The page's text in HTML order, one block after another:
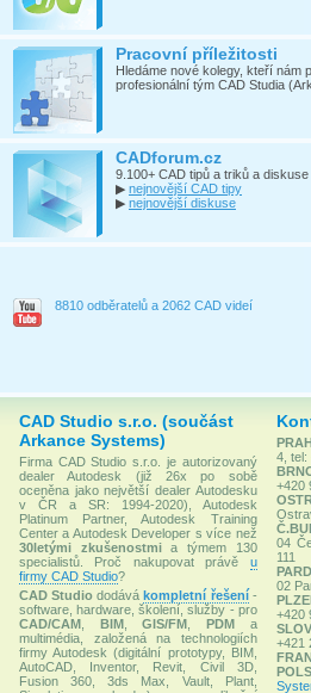
Pracovní příležitosti
Hledáme nové kolegy, kteří nám
profesionální tým CAD Studia
CADforum.cz
9.100+ CAD tipů a triků a
▶ nejnovější CAD tipy
▶ nejnovější diskuse
8810 odběratelů a 2062 CAD videí
CAD Studio s.r.o. (součást
Arkance Systems)
Firma CAD Studio s.r.o. je autorizovaný
dealer Autodesk (již 26x po sobě
oceněna jako největší dealer Autodesku
v ČR a SR: 1994-2020), Autodesk
Platinum Partner, Autodesk Training
Center a Autodesk Developer s více než
30letými zkušenostmia týmem 130
specialistů. Proč nakupovat právě u
firmy CAD Studio?
CAD Studio dodávákompletní řešení-
software, hardware, školení, služby - pro
CAD/CAM
BIM,GIS/FM ,PDM a
multimédia, založená na technologiích
firmy Autodesk (digitální prototypy, BIM,
AutoCAD, Inventor, Revit, Civil 3D,
Fusion 360, 3ds Max, Vault, Plant,
4, tel:
+420
04
111
02
+420
+421